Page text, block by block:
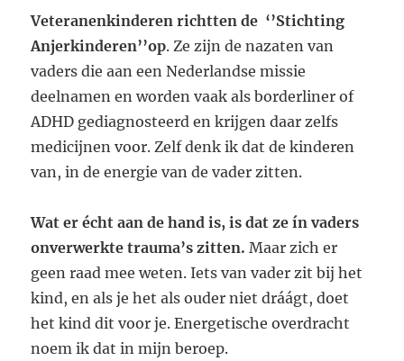
Veteranenkinderen richtten de ‘’Stichting
Anjerkinderen’’op. Ze zijn de nazaten van
vaders die aan een Nederlandse missie
deelnamen en worden vaak als borderliner of
ADHD gediagnosteerd en krijgen daar zelfs
medicijnen voor. Zelf denk ik dat de kinderen
van, in de energie van de vader zitten.
Wat er écht aan de hand is, is dat ze ín vaders
onverwerkte trauma’s zitten. Maar zich er
geen raad mee weten. Iets van vader zit bij het
kind, en als je het als ouder niet dráágt, doet
het kind dit voor je. Energetische overdracht
noem ik dat in mijn beroep.